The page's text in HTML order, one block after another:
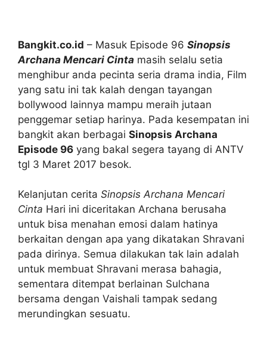
Bangkit.co.id – Masuk Episode 96 Sinopsis
Archana Mencari Cinta masih selalu setia
menghibur anda pecinta seria drama india, Film
yang satu ini tak kalah dengan tayangan
bollywood lainnya mampu meraih jutaan
penggemar setiap harinya. Pada kesempatan ini
bangkit akan berbagai Sinopsis Archana
Episode 96 yang bakal segera tayang di ANTV
tgl 3 Maret 2017 besok.
Kelanjutan cerita Sinopsis Archana Mencari
Cinta Hari ini diceritakan Archana berusaha
untuk bisa menahan emosi dalam hatinya
berkaitan dengan apa yang dikatakan Shravani
pada dirinya. Semua dilakukan tak lain adalah
untuk membuat Shravani merasa bahagia,
sementara ditempat berlainan Sulchana
bersama dengan Vaishali tampak sedang
merundingkan sesuatu.